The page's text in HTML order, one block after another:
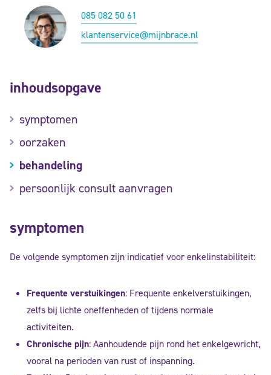
085 082 50 61
klantenservice@mijnbrace.nl
symptomen
De volgende symptomen zijn indicatief voor enkelinstabiliteit:
Frequente verstuikingen: Frequente enkelverstuikingen,
zelfs bij lichte oneffenheden of tijdens normale
activiteiten.
Chronische pijn: Aanhoudende pijn rond het enkelgewricht,
vooral na perioden van rust of inspanning.
inhoudsopgave
symptomen
oorzaken
behandeling
persoonlijk consult aanvragen